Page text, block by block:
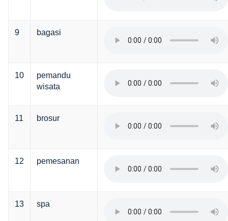
9 bagasi
10
pemandu
wisata
11 brosur
12 pemesanan
13 spa